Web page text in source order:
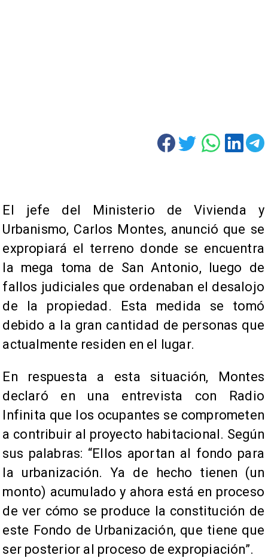
El jefe del Ministerio de Vivienda y
Urbanismo, Carlos Montes, anunció que se
expropiará el terreno donde se encuentra
la mega toma de San Antonio, luego de
fallos judiciales que ordenaban el desalojo
de la propiedad. Esta medida se tomó
debido a la gran cantidad de personas que
actualmente residen en el lugar.
En respuesta a esta situación, Montes
declaró en una entrevista con Radio
Infinita que los ocupantes se comprometen
a contribuir al proyecto habitacional. Según
sus palabras: “Ellos aportan al fondo para
la urbanización. Ya de hecho tienen (un
monto) acumulado y ahora está en proceso
de ver cómo se produce la constitución de
este Fondo de Urbanización, que tiene que
ser posterior al proceso de expropiación”.